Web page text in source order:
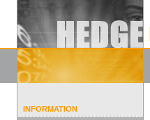
INFORMATION